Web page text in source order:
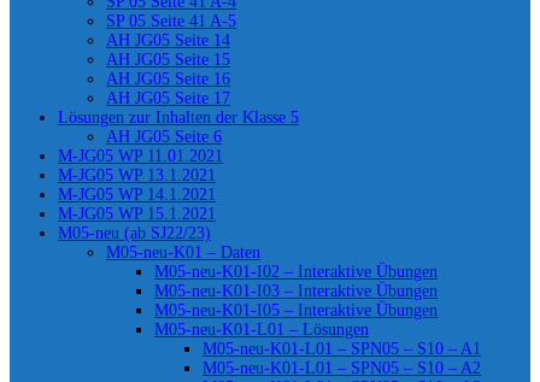
SP 05 Seite 41 A-5
AH JG05 Seite 14
AH JG05 Seite 15
AH JG05 Seite 16
AH JG05 Seite 17
Lösungen zur Inhalten der Klasse 5
AH JG05 Seite 6
M-JG05 WP 11.01.2021
M-JG05 WP 13.1.2021
M-JG05 WP 14.1.2021
M-JG05 WP 15.1.2021
M05-neu (ab SJ22/23)
M05-neu-K01 – Daten
M05-neu-K01-I02 – Interaktive Übungen
M05-neu-K01-I03 – Interaktive Übungen
M05-neu-K01-I05 – Interaktive Übungen
M05-neu-K01-L01 – Lösungen
M05-neu-K01-L01 – SPN05 – S10 – A1
M05-neu-K01-L01 – SPN05 – S10 – A2